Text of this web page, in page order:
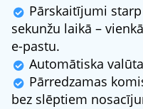
Pārskaitījumi
sekunžu laikā –
e-pastu.
Automātiska
Pārredzamas
bez slēptiem